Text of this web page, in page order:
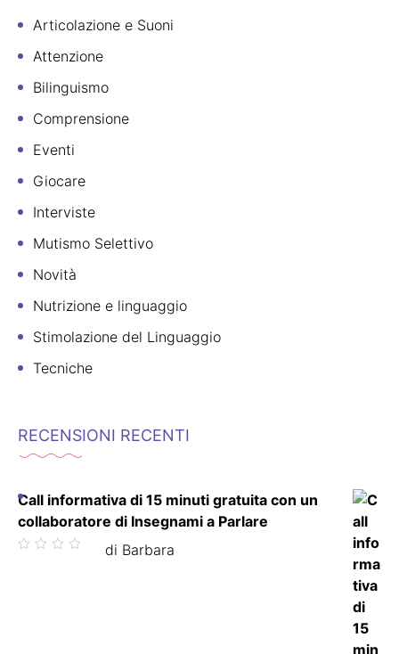
Articolazione e Suoni
Attenzione
Bilinguismo
Comprensione
Eventi
Giocare
Interviste
Mutismo Selettivo
Novità
Nutrizione e linguaggio
Stimolazione del Linguaggio
Tecniche
RECENSIONI RECENTI
Call informativa di 15 minuti gratuita con un
collaboratore di Insegnami a Parlare
Valutato di Barbara